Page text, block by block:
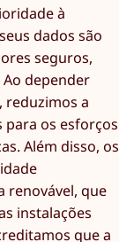
à
dados são
seguros,
depender
reduzimos a
os esforços
Além disso, os
renovável, que
instalações
que a